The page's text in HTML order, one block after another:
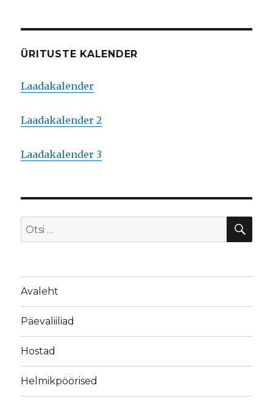
ÜRITUSTE KALENDER
Laadakalender
Laadakalender 2
Laadakalender 3
Otsi:
Avaleht
Päevaliiliad
Hostad
Helmikpöörised